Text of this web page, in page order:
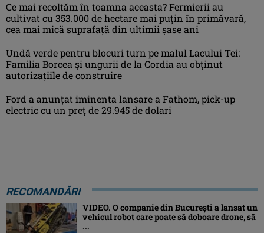
Ce mai recoltăm în toamna aceasta? Fermierii au
cultivat cu 353.000 de hectare mai puțin în primăvară,
cea mai mică suprafață din ultimii șase ani
Undă verde pentru blocuri turn pe malul Lacului Tei:
Familia Borcea și ungurii de la Cordia au obținut
autorizațiile de construire
Ford a anunțat iminenta lansare a Fathom, pick-up
electric cu un preț de 29.945 de dolari
RECOMANDĂRI
VIDEO. O companie din București a lansat un
vehicul robot care poate să doboare drone, să
...